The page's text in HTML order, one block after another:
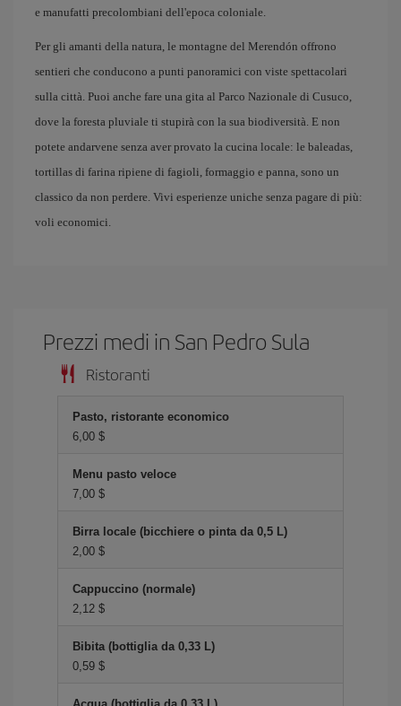
e manufatti precolombiani dell'epoca coloniale.
Per gli amanti della natura, le montagne del Merendón offrono
sentieri che conducono a punti panoramici con viste spettacolari
sulla città. Puoi anche fare una gita al Parco Nazionale di Cusuco,
dove la foresta pluviale ti stupirà con la sua biodiversità. E non
potete andarvene senza aver provato la cucina locale: le baleadas,
tortillas di farina ripiene di fagioli, formaggio e panna, sono un
classico da non perdere. Vivi esperienze uniche senza pagare di più:
voli economici.
Prezzi medi in San Pedro Sula
Ristoranti
Pasto, ristorante economico
6,00 $
Menu pasto veloce
7,00 $
Birra locale (bicchiere o pinta da 0,5 L)
2,00 $
Cappuccino (normale)
2,12 $
Bibita (bottiglia da 0,33 L)
0,59 $